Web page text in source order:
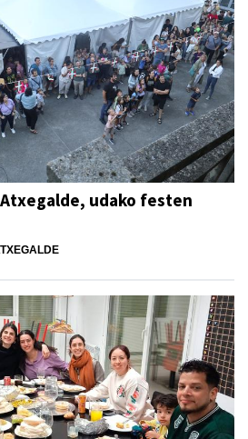
udako festen